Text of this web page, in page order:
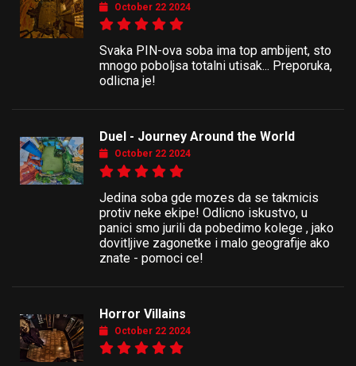
October 22 2024
Svaka PIN-ova soba ima top ambijent, sto
mnogo poboljsa totalni utisak... Preporuka,
odlicna je!
Duel - Journey Around the World
October 22 2024
Jedina soba gde mozes da se takmicis
protiv neke ekipe! Odlicno iskustvo, u
panici smo jurili da pobedimo kolege , jako
dovitljive zagonetke i malo geografije ako
znate - pomoci ce!
Horror Villains
October 22 2024